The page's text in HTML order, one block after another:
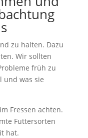
zu halten. Dazu
Wir sollten
früh zu
und was sie
Fressen achten.
Futtersorten
hat.